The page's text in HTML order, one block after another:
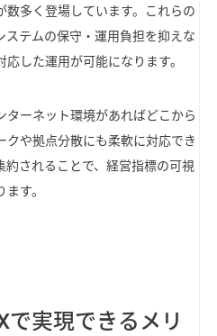
多く登場しています。これらの
テムの保守・運用負担を抑えな
した運用が可能になります。
ーネット環境があればどこから
や拠点分散にも柔軟に対応でき
約されることで、経営指標の可視
す。
で実現できるメリ